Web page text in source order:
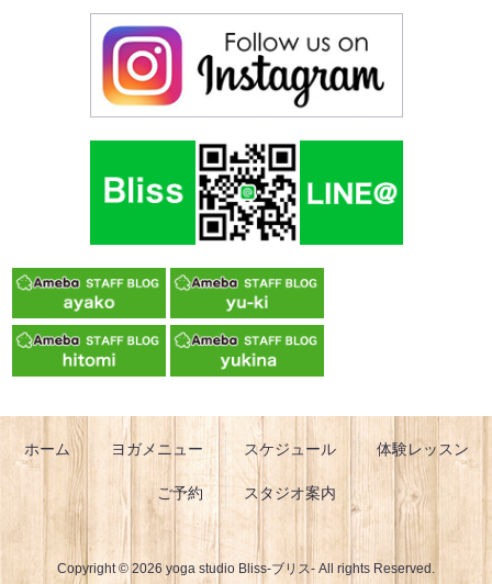
ホーム ヨガメニュー スケジュール 体験レッスン
ご予約 スタジオ案内
Copyright © 2026 yoga studio Bliss-ブリス- All rights Reserved.